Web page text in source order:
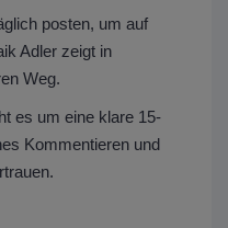
posten, um auf
Adler zeigt in
Weg.
es um eine klare 15-
Kommentieren und